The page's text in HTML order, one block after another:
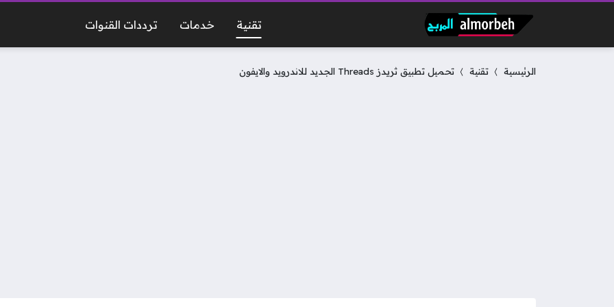
تقنية خدمات ترددات القنوات
الرئيسية تقنية تحميل تطبيق ثريدز Threads الجديد للاندرويد والايفون